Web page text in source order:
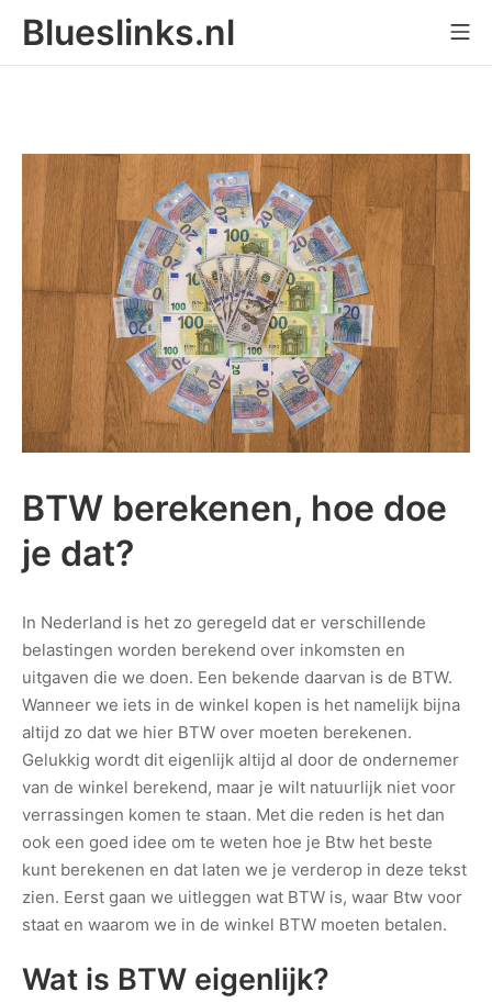
content
Blueslinks.nl
BTW berekenen, hoe doe
je dat?
In Nederland is het zo geregeld dat er verschillende
belastingen worden berekend over inkomsten en
uitgaven die we doen. Een bekende daarvan is de BTW.
Wanneer we iets in de winkel kopen is het namelijk bijna
altijd zo dat we hier BTW over moeten berekenen.
Gelukkig wordt dit eigenlijk altijd al door de ondernemer
van de winkel berekend, maar je wilt natuurlijk niet voor
verrassingen komen te staan. Met die reden is het dan
ook een goed idee om te weten hoe je Btw het beste
kunt berekenen en dat laten we je verderop in deze tekst
zien. Eerst gaan we uitleggen wat BTW is, waar Btw voor
staat en waarom we in de winkel BTW moeten betalen.
Wat is BTW eigenlijk?